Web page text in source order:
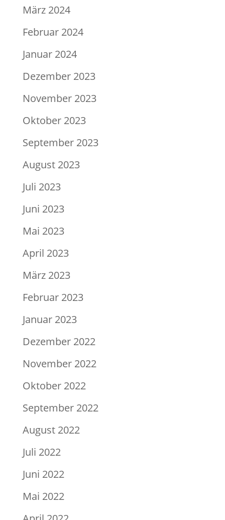
März 2024
Februar 2024
Januar 2024
Dezember 2023
November 2023
Oktober 2023
September 2023
August 2023
Juli 2023
Juni 2023
Mai 2023
April 2023
März 2023
Februar 2023
Januar 2023
Dezember 2022
November 2022
Oktober 2022
September 2022
August 2022
Juli 2022
Juni 2022
Mai 2022